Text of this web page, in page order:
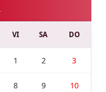
VI SA DO
1 2 3
8 9 10